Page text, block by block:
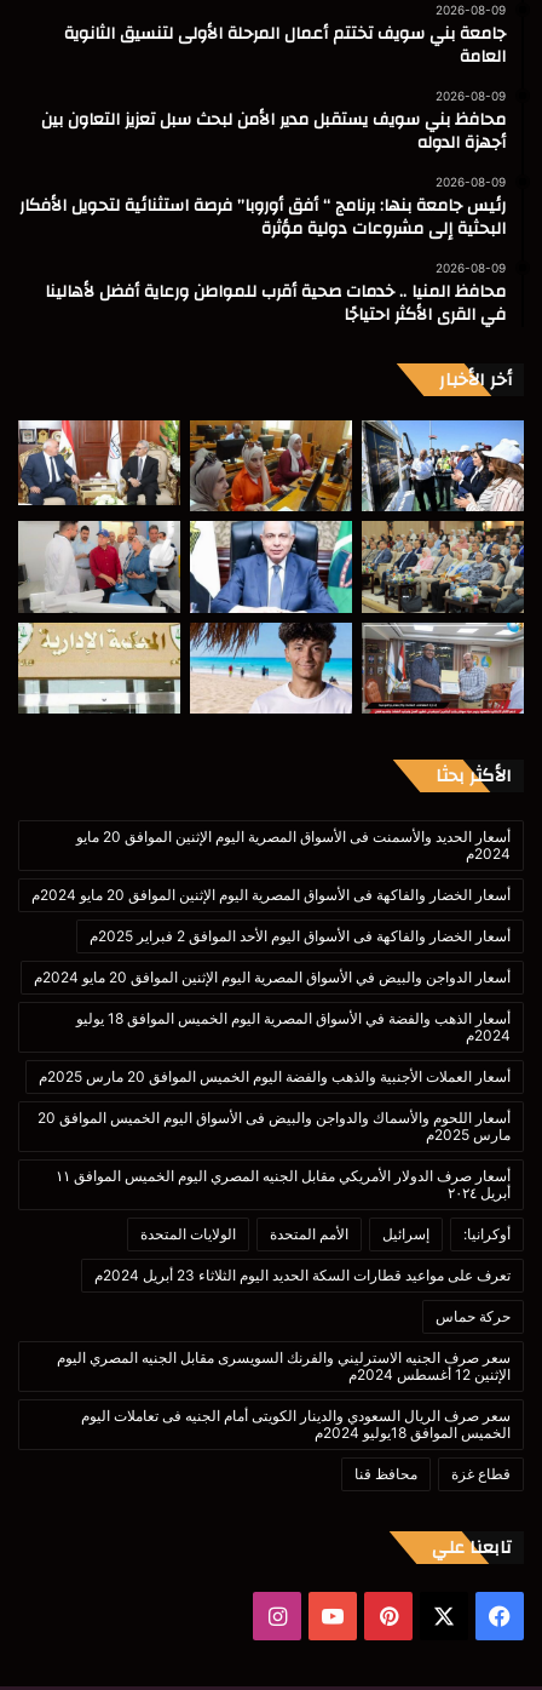
2026-08-09
جامعة بني سويف تختتم أعمال المرحلة الأولى لتنسيق الثانوية
العامة
2026-08-09
محافظ بني سويف يستقبل مدير الأمن لبحث سبل تعزيز التعاون بين
أجهزة الدوله
2026-08-09
رئيس جامعة بنها: برنامج “ أفق أوروبا” فرصة استثنائية لتحويل الأفكار
البحثية إلى مشروعات دولية مؤثرة
2026-08-09
محافظ المنيا .. خدمات صحية أقرب للمواطن ورعاية أفضل لأهالينا
في القرى الأكثر احتياجًا
أخر الأخبار
الأكثر بحثا
أسعار الحديد والأسمنت فى الأسواق المصرية اليوم الإثنين الموافق 20 مايو
2024م
أسعار الخضار والفاكهة فى الأسواق المصرية اليوم الإثنين الموافق 20 مايو 2024م
أسعار الخضار والفاكهة فى الأسواق اليوم الأحد الموافق 2 فبراير 2025م
أسعار الدواجن والبيض في الأسواق المصرية اليوم الإثنين الموافق 20 مايو 2024م
أسعار الذهب والفضة في الأسواق المصرية اليوم الخميس الموافق 18 يوليو
2024م
أسعار العملات الأجنبية والذهب والفضة اليوم الخميس الموافق 20 مارس 2025م
أسعار اللحوم والأسماك والدواجن والبيض فى الأسواق اليوم الخميس الموافق 20
مارس 2025م
أسعار صرف الدولار الأمريكي مقابل الجنيه المصري اليوم الخميس الموافق ١١
أبريل ٢٠٢٤
أوكرانيا: إسرائيل الأمم المتحدة الولايات المتحدة
تعرف على مواعيد قطارات السكة الحديد اليوم الثلاثاء 23 أبريل 2024م
حركة حماس
سعر صرف الجنيه الاسترليني والفرنك السويسرى مقابل الجنيه المصري اليوم
الإثنين 12 أغسطس 2024م
سعر صرف الريال السعودي والدينار الكويتى أمام الجنيه فى تعاملات اليوم
الخميس الموافق 18يوليو 2024م
قطاع غزة محافظ قنا
تابعنا علي
فيسبوك بينتيريست‫YouTube